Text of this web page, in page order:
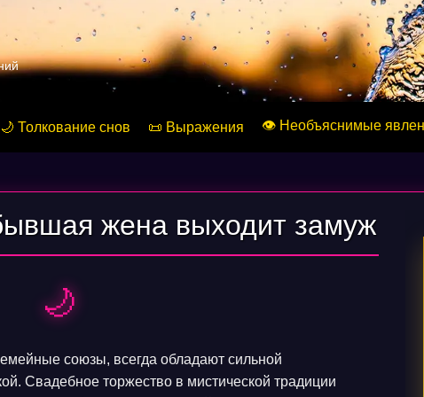
🌙 Толкование снов 📜 Выражения 👁️ Необъяснимые
жена выходит замуж
🌙
союзы, всегда обладают сильной
Свадебное торжество в мистической традиции